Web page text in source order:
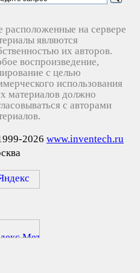
расположенные на сервере
являются
их авторов.
воспроизведение,
с целью
использования
материалов должно
с авторами
2026 www.inventech.ru